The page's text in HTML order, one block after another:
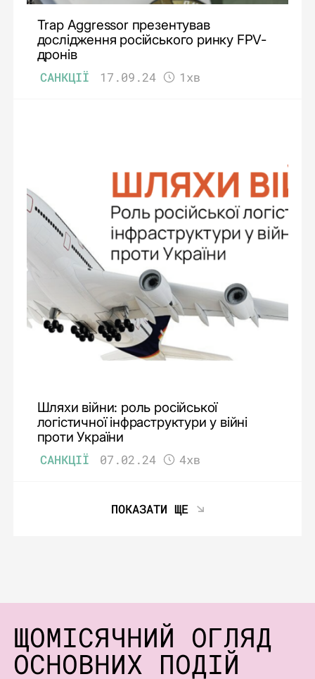
Trap Aggressor презентував
дослідження російського ринку FPV-
дронів
САНКЦІЇ 17.09.24 1хв
Шляхи війни: роль російської
логістичної інфраструктури у війні
проти України
САНКЦІЇ 07.02.24 4хв
ПОКАЗАТИ ЩЕ
ЩОМІСЯЧНИЙ ОГЛЯД
ОСНОВНИХ ПОДІЙ